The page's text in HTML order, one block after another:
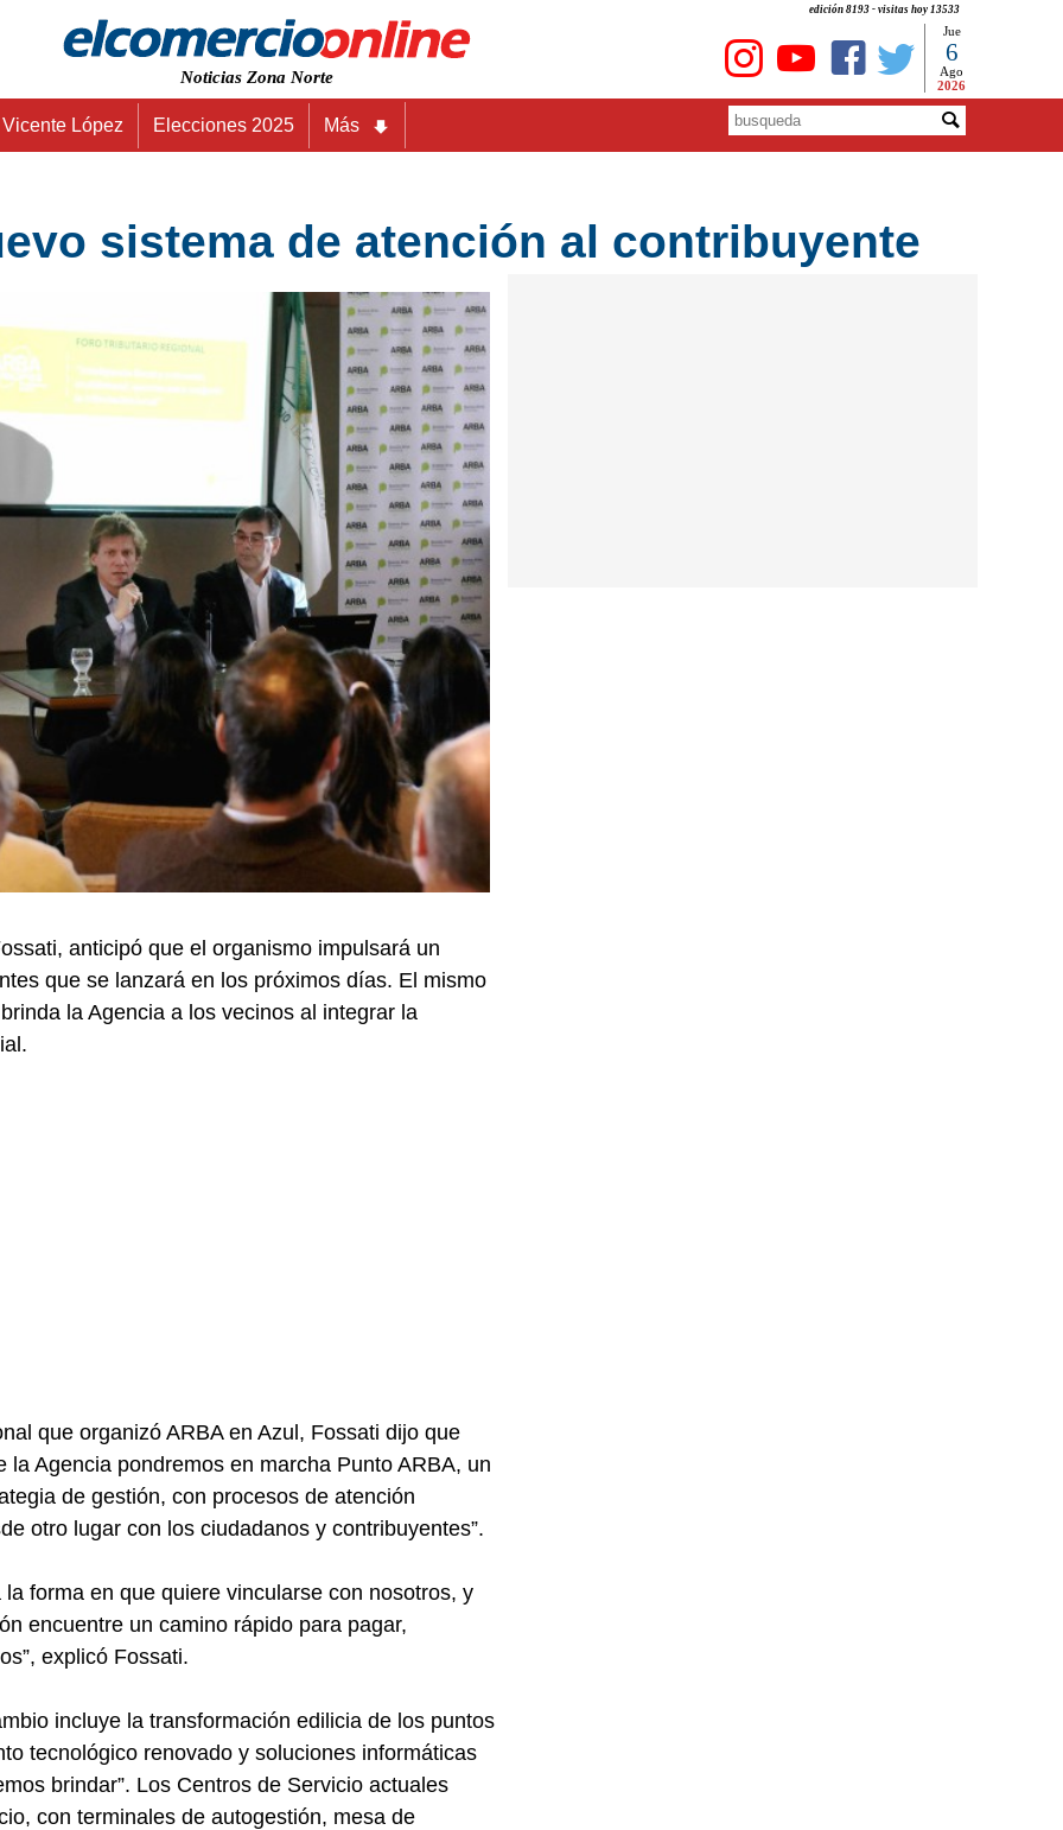
edición 8193 - visitas hoy 13533
Noticias Zona Norte
Jue
6
Ago
2026
Vicente López Elecciones 2025 Más
sistema de atención al contribuyente
anticipó que el organismo impulsará un
que se lanzará en los próximos días. El mismo
la Agencia a los vecinos al integrar la
que organizó ARBA en Azul, Fossati dijo que
la Agencia pondremos en marcha Punto ARBA, un
de gestión, con procesos de atención
otro lugar con los ciudadanos y contribuyentes”.
forma en que quiere vincularse con nosotros, y
encuentre un camino rápido para pagar,
explicó Fossati.
incluye la transformación edilicia de los puntos
tecnológico renovado y soluciones informáticas
brindar”. Los Centros de Servicio actuales
con terminales de autogestión, mesa de